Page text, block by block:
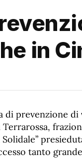
in
di prevenzione di
Solidale”
tanto